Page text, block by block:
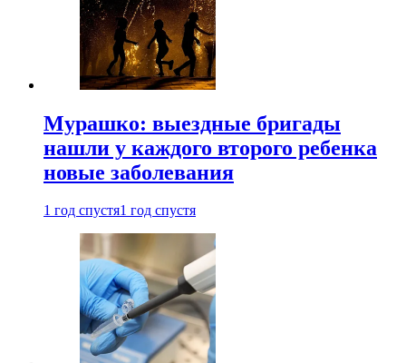
Мурашко: выездные бригады
нашли у каждого второго ребенка
новые заболевания
1 год спустя1 год спустя